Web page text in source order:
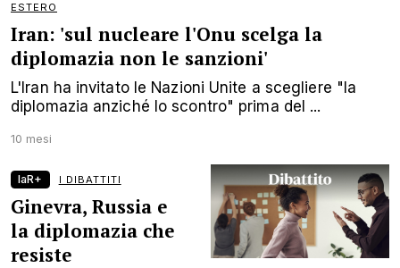
ESTERO
Iran: 'sul nucleare l'Onu scelga la
diplomazia non le sanzioni'
L'Iran ha invitato le Nazioni Unite a scegliere "la
diplomazia anziché lo scontro" prima del ...
10 mesi
laR+ I DIBATTITI
Ginevra, Russia e
la diplomazia che
resiste